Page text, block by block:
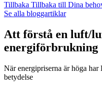
Tillbaka Tillbaka till Dina
Se alla bloggartiklar
Att förstå en luft/
energiförbrukning
När energipriserna är höga
betydelse